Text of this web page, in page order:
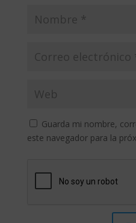
Guarda mi nombre,
este navegador para la